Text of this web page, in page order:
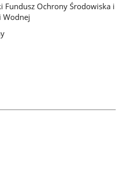
Fundusz Ochrony Środowiska i
Wodnej